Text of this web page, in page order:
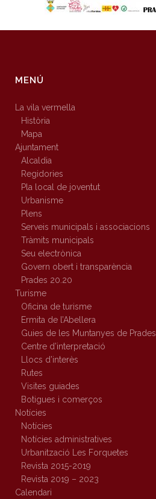
MENÚ
La vila vermella
Història
Mapa
Ajuntament
Alcaldia
Regidories
Pla local de joventut
Urbanisme
Plens
Serveis municipals i associacions
Tràmits municipals
Seu electrònica
Govern obert i transparència
Prades 20.20
Turisme
Oficina de turisme
Ermita de l’Abellera
Guies de les Muntanyes de Prades
Centre d’interpretació
Llocs d’interès
Rutes
Visites guiades
Botigues i comerços
Notícies
Notícies
Notícies administratives
Urbanització Les Forquetes
Revista 2015-2019
Revista 2019 – 2023
Calendari